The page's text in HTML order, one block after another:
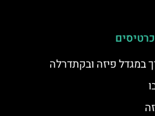
כרטיסים
במגדל פיזה ובקתדרלה